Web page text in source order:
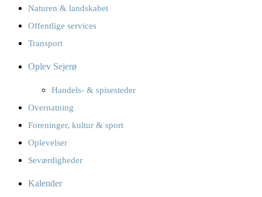
Naturen & landskabet
Offentlige services
Transport
Oplev Sejerø
Handels- & spisesteder
Overnatning
Foreninger, kultur & sport
Oplevelser
Seværdigheder
Kalender